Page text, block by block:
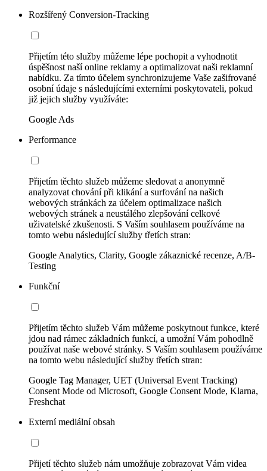
Rozšířený Conversion-Tracking
Přijetím této služby můžeme lépe pochopit a vyhodnotit
úspěšnost naší online reklamy a optimalizovat naši reklamní
nabídku. Za tímto účelem synchronizujeme Vaše zašifrované
osobní údaje s následujícími externími poskytovateli, pokud
již jejich služby využíváte:
Google Ads
Performance
Přijetím těchto služeb můžeme sledovat a anonymně
analyzovat chování při klikání a surfování na našich
webových stránkách za účelem optimalizace našich
webových stránek a neustálého zlepšování celkové
uživatelské zkušenosti. S Vaším souhlasem používáme na
tomto webu následující služby třetích stran:
Google Analytics, Clarity, Google zákaznické recenze, A/B-
Testing
Funkční
Přijetím těchto služeb Vám můžeme poskytnout funkce, které
jdou nad rámec základních funkcí, a umožní Vám pohodlně
používat naše webové stránky. S Vaším souhlasem používáme
na tomto webu následující služby třetích stran:
Google Tag Manager, UET (Universal Event Tracking)
Consent Mode od Microsoft, Google Consent Mode, Klarna,
Freshchat
Externí mediální obsah
Přijetí těchto služeb nám umožňuje zobrazovat Vám videa